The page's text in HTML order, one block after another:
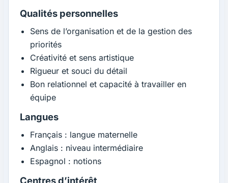
Qualités personnelles
Sens de l’organisation et de la gestion des
priorités
Créativité et sens artistique
Rigueur et souci du détail
Bon relationnel et capacité à travailler en
équipe
Langues
Français : langue maternelle
Anglais : niveau intermédiaire
Espagnol : notions
Centres d’intérêt